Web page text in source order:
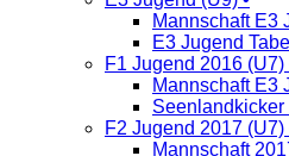
Mannschaft E3
E3 Jugend
F1 Jugend 2016 (U7)
Mannschaft E3
F2 Jugend 2017 (U7)
Mannschaft